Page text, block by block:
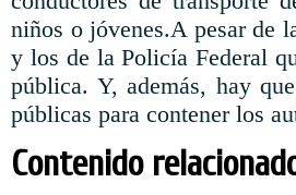
niños o jóvenes.A pesar de
y los de la Policía Federal
pública. Y, además, hay
públicas para contener los
Contenido